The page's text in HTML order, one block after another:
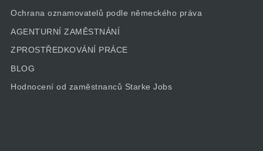
Ochrana oznamovatelů podle německého práva
AGENTURNÍ ZAMĚSTNÁNÍ
ZPROSTŘEDKOVÁNÍ PRÁCE
BLOG
Hodnocení od zaměstnanců Starke Jobs